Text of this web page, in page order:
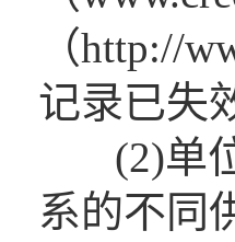
（http://
记录已失
(2)单位
系的不同